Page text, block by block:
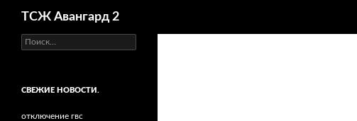
ТСЖ Авангард 2
Найти:
СВЕЖИЕ НОВОСТИ.
отключение гвс